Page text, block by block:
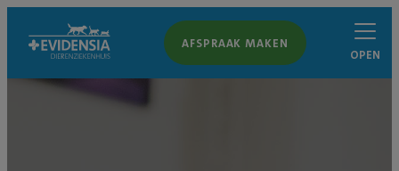
AFSPRAAK MAKEN
OPEN